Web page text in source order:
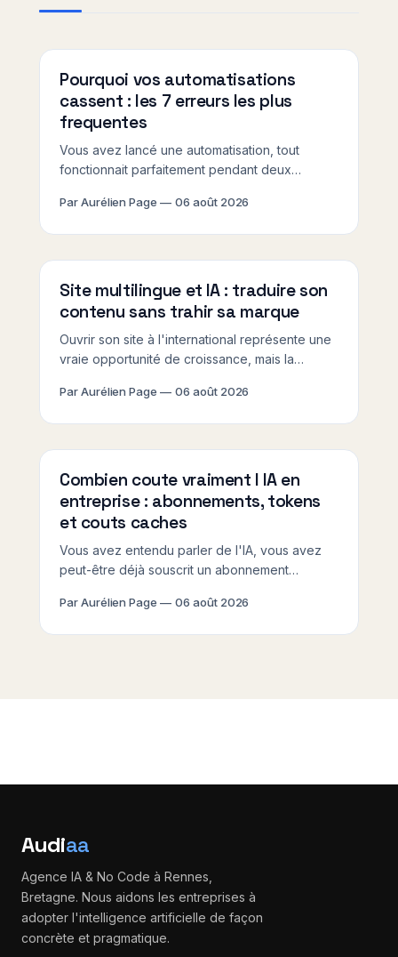
Pourquoi vos automatisations
cassent : les 7 erreurs les plus
frequentes
Vous avez lancé une automatisation, tout
fonctionnait parfaitement pendant deux
erreurs automatisation No Code PME l'illustrent
fréquentes,
Par Aurélien Page 06 août 2026
Site multilingue et IA : traduire son
contenu sans trahir sa marque
Ouvrir son site à l'international représente une
vraie opportunité de croissance, mais la
TPE/PME bretonnes dès les premières étapes :
Par Aurélien Page 06 août 2026
Combien coute vraiment l IA en
entreprise : abonnements, tokens
et couts caches
Vous avez entendu parler de l'IA, vous avez
peut-être déjà souscrit un abonnement
mois vous laisse perplexe. Le cout reel IA
Par Aurélien Page 06 août 2026
Audiaa
Agence IA & No Code à Rennes,
Bretagne. Nous aidons les entreprises à
adopter l'intelligence artificielle de façon
concrète et pragmatique.